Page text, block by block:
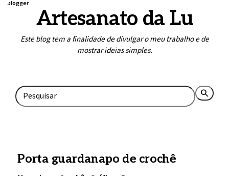
blogger
Artesanato da Lu
Este blog tem a finalidade de divulgar o meu trabalho e de
mostrar ideias simples.
search
Porta guardanapo de crochê